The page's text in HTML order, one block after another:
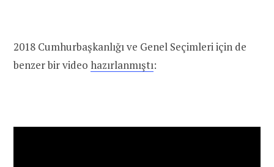
2018 Cumhurbaşkanlığı ve Genel Seçimleri için de
benzer bir video hazırlanmıştı: